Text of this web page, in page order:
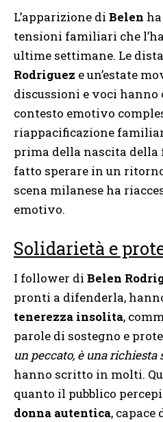
L’apparizione di Belen
tensioni familiari che
ultime settimane. Le
Rodriguez e un’estate
discussioni e voci hanno
contesto emotivo
riappacificazione
prima della nascita della
fatto sperare in un
scena milanese ha
emotivo.
Solidarietà e
I follower di Belen
pronti a difenderla,
tenerezza insolita,
parole di sostegno e
un peccato, è una
hanno scritto in molti.
quanto il pubblico
donna autentica,